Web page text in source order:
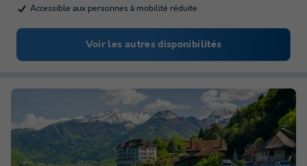
Accessible aux personnes à mobilité réduite
Voir les autres disponibilités